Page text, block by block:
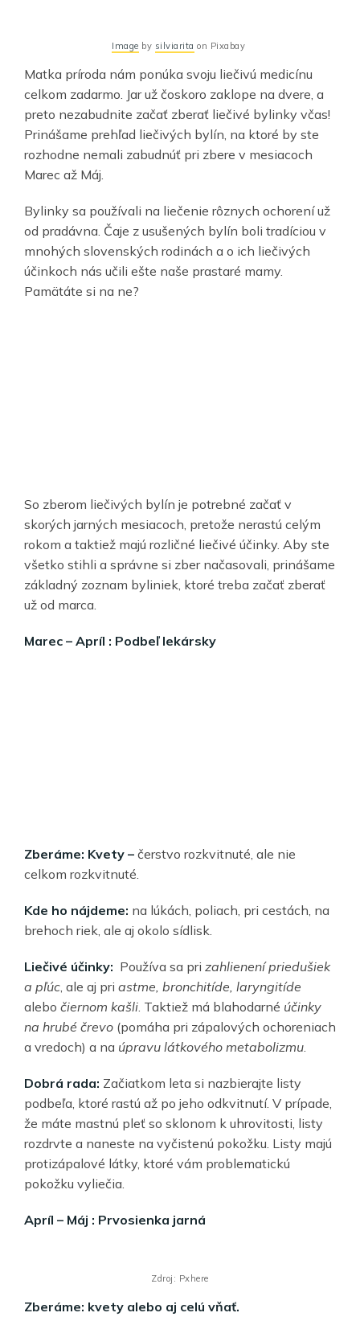
Image by silviarita on Pixabay
Matka príroda nám ponúka svoju liečivú medicínu
celkom zadarmo. Jar už čoskoro zaklope na dvere, a
preto nezabudnite začať zberať liečivé bylinky včas!
Prinášame prehľad liečivých bylín, na ktoré by ste
rozhodne nemali zabudnúť pri zbere v mesiacoch
Marec až Máj.
Bylinky sa používali na liečenie rôznych ochorení už
od pradávna. Čaje z usušených bylín boli tradíciou v
mnohých slovenských rodinách a o ich liečivých
účinkoch nás učili ešte naše prastaré mamy.
Pamätáte si na ne?
So zberom liečivých bylín je potrebné začať v
skorých jarných mesiacoch, pretože nerastú celým
rokom a taktiež majú rozličné liečivé účinky. Aby ste
všetko stihli a správne si zber načasovali, prinášame
základný zoznam byliniek, ktoré treba začať zberať
už od marca.
Marec – Apríl : Podbeľ lekársky
Zberáme: Kvety – čerstvo rozkvitnuté, ale nie
celkom rozkvitnuté.
Kde ho nájdeme: na lúkách, poliach, pri cestách, na
brehoch riek, ale aj okolo sídlisk.
Liečivé účinky: Používa sa pri zahlienení priedušiek
a pľúc, ale aj pri astme, bronchitíde, laryngitíde
alebo čiernom kašli. Taktiež má blahodarné účinky
na hrubé črevo (pomáha pri zápalových ochoreniach
a vredoch) a na úpravu látkového metabolizmu.
Dobrá rada: Začiatkom leta si nazbierajte listy
podbeľa, ktoré rastú až po jeho odkvitnutí. V prípade,
že máte mastnú pleť so sklonom k uhrovitosti, listy
rozdrvte a naneste na vyčistenú pokožku. Listy majú
protizápalové látky, ktoré vám problematickú
pokožku vyliečia.
Apríl – Máj : Prvosienka jarná
Zdroj: Pxhere
Zberáme: kvety alebo aj celú vňať.